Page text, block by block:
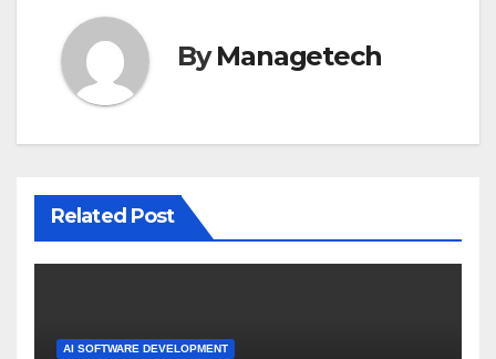
ー
シ
ByManagetech
Related Post
AI SOFTWARE DEVELOPMENT